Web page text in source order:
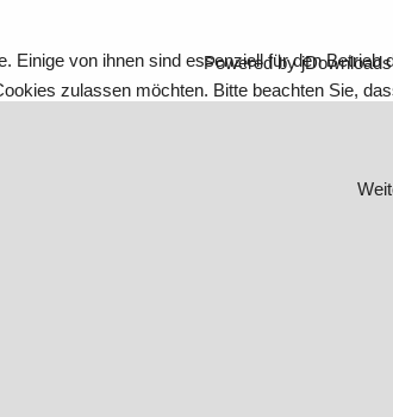
Powered by jDownloads
Einige von ihnen sind essenziell für den
zulassen möchten. Bitte beachten Sie,